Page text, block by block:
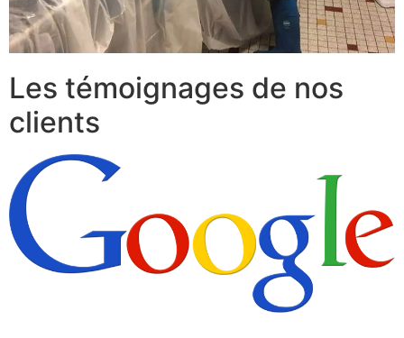
Les témoignages de nos
clients